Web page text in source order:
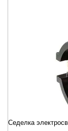
Седелка